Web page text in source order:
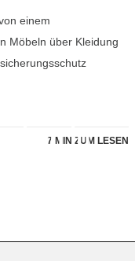
in
einem
Möbeln über Kleidung
7 MIN ZUM LESEN